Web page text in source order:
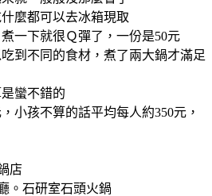
麼都可以去冰箱現取
一下就很Ｑ彈了，一份是50元
到不同的食材，煮了兩大鍋才滿足
蠻不錯的
小孩不算的話平均每人約350元，
店
。石研室石頭火鍋